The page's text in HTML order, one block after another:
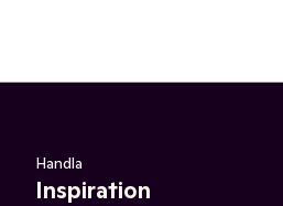
Handla
Inspiration